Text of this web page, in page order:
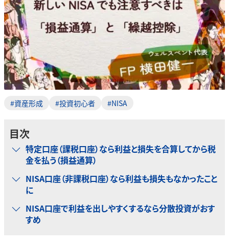
#資産形成 #投資初心者 #NISA
目次
特定口座（課税口座）なら利益と損失を合算してから税
金を払う（損益通算）
NISA口座（非課税口座）なら利益も損失もなかったこと
に
NISA口座で利益を出しやすくするなら分散投資がおす
すめ